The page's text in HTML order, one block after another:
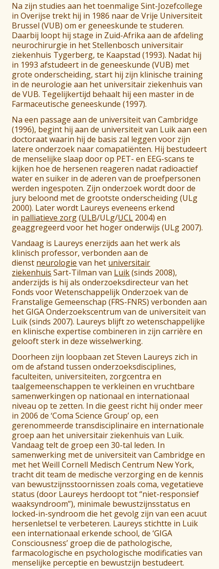
Na zijn studies aan het toenmalige Sint-Jozefcollege
in Overijse trekt hij in 1986 naar de Vrije Universiteit
Brussel (VUB) om er geneeskunde te studeren.
Daarbij loopt hij stage in Zuid-Afrika aan de afdeling
neurochirurgie in het Stellenbosch universitair
ziekenhuis Tygerberg, te Kaapstad (1993). Nadat hij
in 1993 afstudeert in de geneeskunde (VUB) met
grote onderscheiding, start hij zijn klinische training
in de neurologie aan het universitair ziekenhuis van
de VUB. Tegelijkertijd behaalt hij een master in de
Farmaceutische geneeskunde (1997).
Na een passage aan de universiteit van Cambridge
(1996), begint hij aan de universiteit van Luik aan een
doctoraat waarin hij de basis zal leggen voor zijn
latere onderzoek naar comapatiënten. Hij bestudeert
de menselijke slaap door op PET- en EEG-scans te
kijken hoe de hersenen reageren nadat radioactief
water en suiker in de aderen van de proefpersonen
werden ingespoten. Zijn onderzoek wordt door de
jury beloond met de grootste onderscheiding (ULg
2000). Later wordt Laureys eveneens erkend
in palliatieve zorg(ULB/ULg/UCL 2004) en
geaggregeerd voor het hoger onderwijs (ULg 2007).
Vandaag is Laureys enerzijds aan het werk als
klinisch professor, verbonden aan de
dienst neurologie van het universitair
ziekenhuis Sart-Tilman van Luik(sinds 2008),
anderzijds is hij als onderzoeksdirecteur van het
Fonds voor Wetenschappelijk Onderzoek van de
Franstalige Gemeenschap (FRS-FNRS) verbonden aan
het GIGA Onderzoekscentrum van de universiteit van
Luik (sinds 2007). Laureys blijft zo wetenschappelijke
en klinische expertise combineren in zijn carrière en
gelooft sterk in deze wisselwerking.
Doorheen zijn loopbaan zet Steven Laureys zich in
om de afstand tussen onderzoeksdisciplines,
faculteiten, universiteiten, zorgcentra en
taalgemeenschappen te verkleinen en vruchtbare
samenwerkingen op nationaal en internationaal
niveau op te zetten. In die geest richt hij onder meer
in 2006 de ‘Coma Science Group’ op, een
gerenommeerde transdisciplinaire en internationale
groep aan het universitair ziekenhuis van Luik.
Vandaag telt de groep een 30-tal leden. In
samenwerking met de universiteit van Cambridge en
met het Weill Cornell Medisch Centrum New York,
tracht dit team de medische verzorging en de kennis
van bewustzijnsstoornissen zoals coma, vegetatieve
status (door Laureys herdoopt tot “niet-responsief
waaksyndroom”), minimale bewustzijnsstatus en
locked-in-syndroom die het gevolg zijn van een acuut
hersenletsel te verbeteren. Laureys stichtte in Luik
een internationaal erkende school, de ‘GIGA
Consciousness’ groep die de pathologische,
farmacologische en psychologische modificaties van
menselijke perceptie en bewustzijn bestudeert.